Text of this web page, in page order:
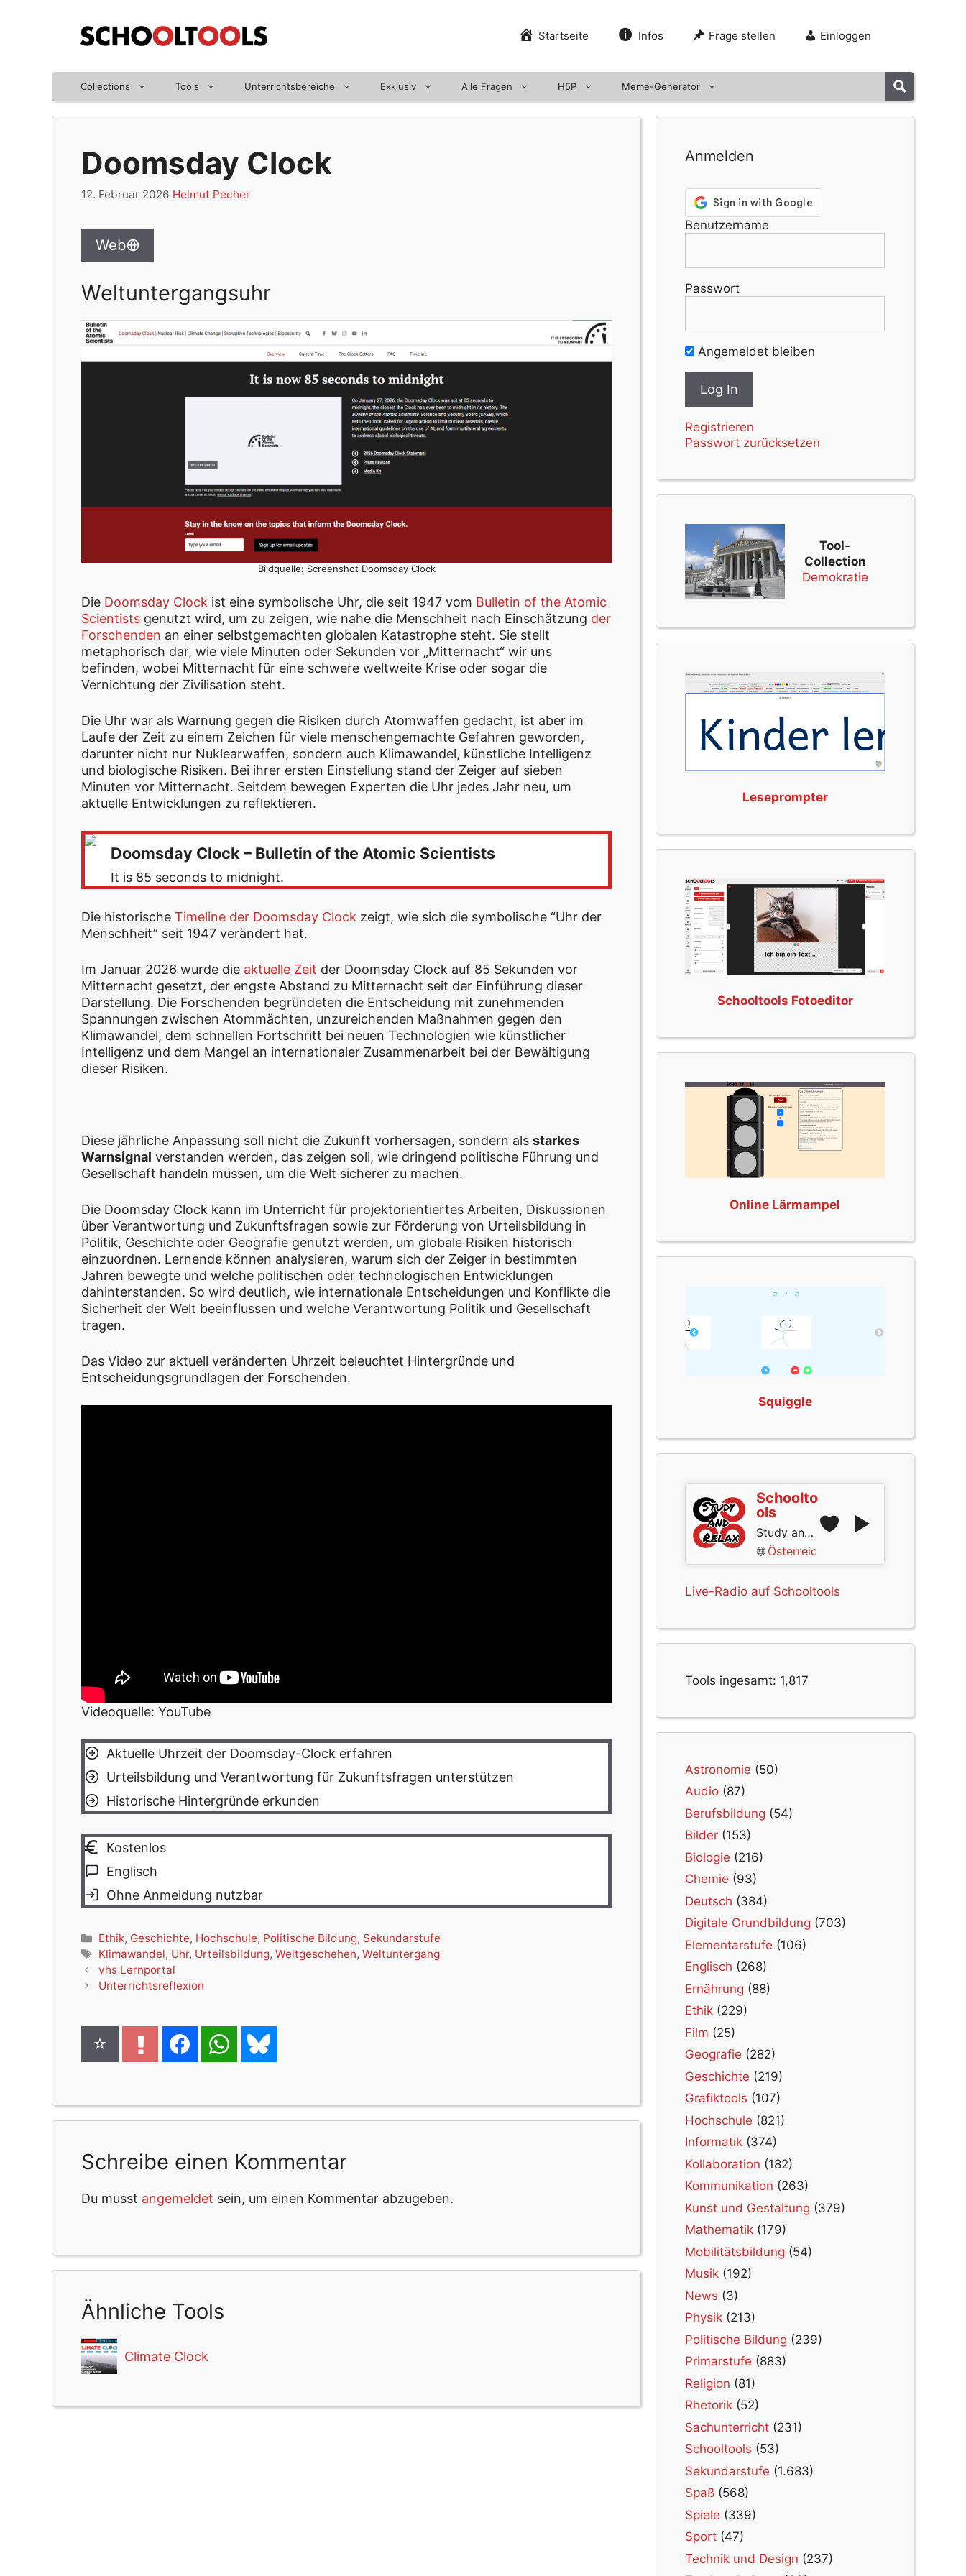
Startseite Infos Frage stellen Einloggen
Collections Tools Unterrichtsbereiche Exklusiv Alle Fragen H5P Meme-Generator
Doomsday Clock
12. Februar 2026 Helmut Pecher
Web
Weltuntergangsuhr
Bildquelle: Screenshot Doomsday Clock
Die Doomsday Clock ist eine symbolische Uhr, die seit 1947 vom Bulletin of the Atomic
Scientists genutzt wird, um zu zeigen, wie nahe die Menschheit nach Einschätzung der
Forschenden an einer selbstgemachten globalen Katastrophe steht. Sie stellt
metaphorisch dar, wie viele Minuten oder Sekunden vor „Mitternacht“ wir uns
befinden, wobei Mitternacht für eine schwere weltweite Krise oder sogar die
Vernichtung der Zivilisation steht.
Die Uhr war als Warnung gegen die Risiken durch Atomwaffen gedacht, ist aber im
Laufe der Zeit zu einem Zeichen für viele menschengemachte Gefahren geworden,
darunter nicht nur Nuklearwaffen, sondern auch Klimawandel, künstliche Intelligenz
und biologische Risiken. Bei ihrer ersten Einstellung stand der Zeiger auf sieben
Minuten vor Mitternacht. Seitdem bewegen Experten die Uhr jedes Jahr neu, um
aktuelle Entwicklungen zu reflektieren.
Doomsday Clock – Bulletin of the Atomic Scientists
It is 85 seconds to midnight.
Die historische Timeline der Doomsday Clock zeigt, wie sich die symbolische “Uhr der
Menschheit” seit 1947 verändert hat.
Im Januar 2026 wurde die aktuelle Zeit der Doomsday Clock auf 85 Sekunden vor
Mitternacht gesetzt, der engste Abstand zu Mitternacht seit der Einführung dieser
Darstellung. Die Forschenden begründeten die Entscheidung mit zunehmenden
Spannungen zwischen Atommächten, unzureichenden Maßnahmen gegen den
Klimawandel, dem schnellen Fortschritt bei neuen Technologien wie künstlicher
Intelligenz und dem Mangel an internationaler Zusammenarbeit bei der Bewältigung
dieser Risiken.
Diese jährliche Anpassung soll nicht die Zukunft vorhersagen, sondern als starkes
Warnsignal verstanden werden, das zeigen soll, wie dringend politische Führung und
Gesellschaft handeln müssen, um die Welt sicherer zu machen.
Die Doomsday Clock kann im Unterricht für projektorientiertes Arbeiten, Diskussionen
über Verantwortung und Zukunftsfragen sowie zur Förderung von Urteilsbildung in
Politik, Geschichte oder Geografie genutzt werden, um globale Risiken historisch
einzuordnen. Lernende können analysieren, warum sich der Zeiger in bestimmten
Jahren bewegte und welche politischen oder technologischen Entwicklungen
dahinterstanden. So wird deutlich, wie internationale Entscheidungen und Konflikte die
Sicherheit der Welt beeinflussen und welche Verantwortung Politik und Gesellschaft
tragen.
Das Video zur aktuell veränderten Uhrzeit beleuchtet Hintergründe und
Entscheidungsgrundlagen der Forschenden.
Videoquelle: YouTube
Aktuelle Uhrzeit der Doomsday-Clock erfahren
Urteilsbildung und Verantwortung für Zukunftsfragen unterstützen
Historische Hintergründe erkunden
Kostenlos
Englisch
Ohne Anmeldung nutzbar
Kategorien
Ethik, Geschichte, Hochschule, Politische Bildung, Sekundarstufe
Schlagwörter
Klimawandel, Uhr, Urteilsbildung,Weltgeschehen,Weltuntergang
vhs Lernportal
Unterrichtsreflexion
Schreibe einen Kommentar
Du musst angemeldet sein, um einen Kommentar abzugeben.
Ähnliche Tools
Climate Clock
Anmelden
Benutzername
Passwort
Angemeldet bleiben
Registrieren
Passwort zurücksetzen
Tool-
Collection
Demokratie
Leseprompter
Schooltools Fotoeditor
Online Lärmampel
Squiggle
Schoolto
ols
Study and Relax
Österreich
Live-Radio auf Schooltools
Tools ingesamt: 1,817
Astronomie (50)
Audio (87)
Berufsbildung (54)
Bilder (153)
Biologie (216)
Chemie (93)
Deutsch (384)
Digitale Grundbildung (703)
Elementarstufe (106)
Englisch (268)
Ernährung (88)
Ethik (229)
Film (25)
Geografie (282)
Geschichte (219)
Grafiktools (107)
Hochschule (821)
Informatik (374)
Kollaboration (182)
Kommunikation (263)
Kunst und Gestaltung (379)
Mathematik (179)
Mobilitätsbildung (54)
Musik (192)
News (3)
Physik (213)
Politische Bildung (239)
Primarstufe (883)
Religion (81)
Rhetorik (52)
Sachunterricht (231)
Schooltools (53)
Sekundarstufe (1.683)
Spaß (568)
Spiele (339)
Sport (47)
Technik und Design (237)